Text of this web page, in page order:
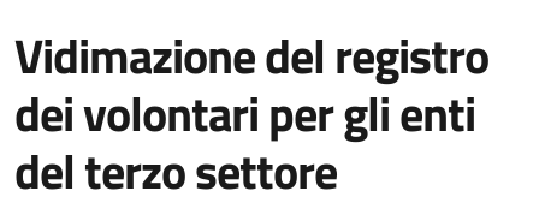
Vidimazione del registro
dei volontari per gli enti
del terzo settore